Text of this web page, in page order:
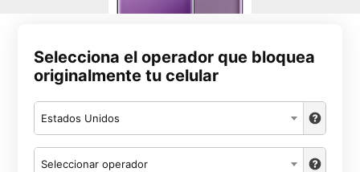
Selecciona el operador que bloquea
originalmente tu celular
Estados Unidos
Seleccionar operador